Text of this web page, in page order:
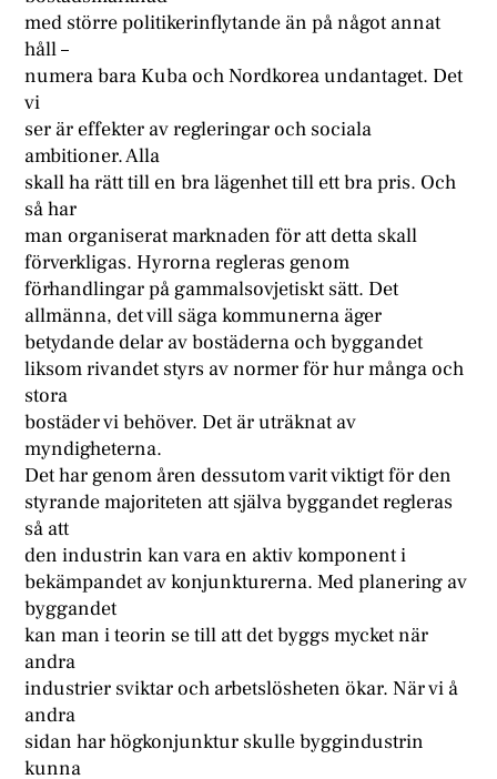
med större politikerinflytande än på något annat
håll –
numera bara Kuba och Nordkorea undantaget. Det
vi
ser är effekter av regleringar och sociala
ambitioner. Alla
skall ha rätt till en bra lägenhet till ett bra pris. Och
så har
man organiserat marknaden för att detta skall
förverkligas. Hyrorna regleras genom
förhandlingar på gammalsovjetiskt sätt. Det
allmänna, det vill säga kommunerna äger
betydande delar av bostäderna och byggandet
liksom rivandet styrs av normer för hur många och
stora
bostäder vi behöver. Det är uträknat av
myndigheterna.
Det har genom åren dessutom varit viktigt för den
styrande majoriteten att själva byggandet regleras
så att
den industrin kan vara en aktiv komponent i
bekämpandet av konjunkturerna. Med planering av
byggandet
kan man i teorin se till att det byggs mycket när
andra
industrier sviktar och arbetslösheten ökar. När vi å
andra
sidan har högkonjunktur skulle byggindustrin
kunna